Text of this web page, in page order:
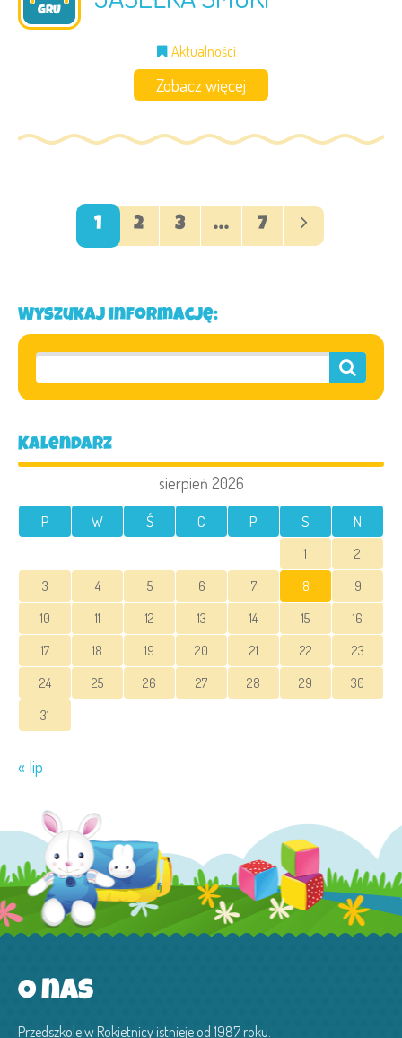
Wyszukaj informację:
Kalendarz
sierpień 2026
P W Ś C P S N
1
2
3
4 5 6 7 8
9
10
11 12 13 14 15
16
17
18 19 20 21 22
23
24
25 26 27 28 29
30
31
« lip
GRU
2024
Aktualności
Zobacz więcej
1 2 3 … 7
O nas
Przedszkole w Rokietnicy istnieje od 1987 roku.